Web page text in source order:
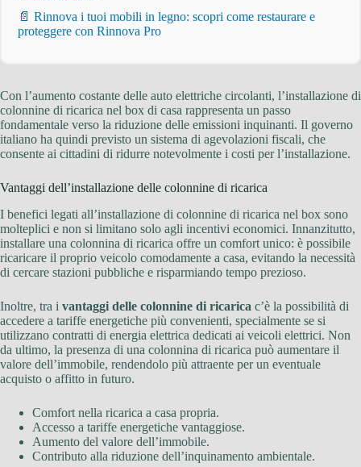
📄 Rinnova i tuoi mobili in legno: scopri come restaurare e
proteggere con Rinnova Pro
Con l’aumento costante delle auto elettriche circolanti, l’installazione di
colonnine di ricarica nel box di casa rappresenta un passo
fondamentale verso la riduzione delle emissioni inquinanti. Il governo
italiano ha quindi previsto un sistema di agevolazioni fiscali, che
consente ai cittadini di ridurre notevolmente i costi per l’installazione.
Vantaggi dell’installazione delle colonnine di ricarica
I benefici legati all’installazione di colonnine di ricarica nel box sono
molteplici e non si limitano solo agli incentivi economici. Innanzitutto,
installare una colonnina di ricarica offre un comfort unico: è possibile
ricaricare il proprio veicolo comodamente a casa, evitando la necessità
di cercare stazioni pubbliche e risparmiando tempo prezioso.
Inoltre, tra i vantaggi delle colonnine di ricarica c’è la possibilità di
accedere a tariffe energetiche più convenienti, specialmente se si
utilizzano contratti di energia elettrica dedicati ai veicoli elettrici. Non
da ultimo, la presenza di una colonnina di ricarica può aumentare il
valore dell’immobile, rendendolo più attraente per un eventuale
acquisto o affitto in futuro.
Comfort nella ricarica a casa propria.
Accesso a tariffe energetiche vantaggiose.
Aumento del valore dell’immobile.
Contributo alla riduzione dell’inquinamento ambientale.